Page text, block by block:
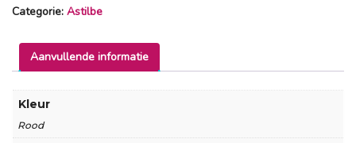
Categorie: Astilbe
Aanvullende informatie
Kleur
Rood